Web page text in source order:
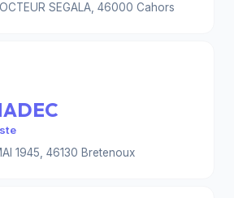
SEGALA, 46000 Cahors
1945, 46130 Bretenoux